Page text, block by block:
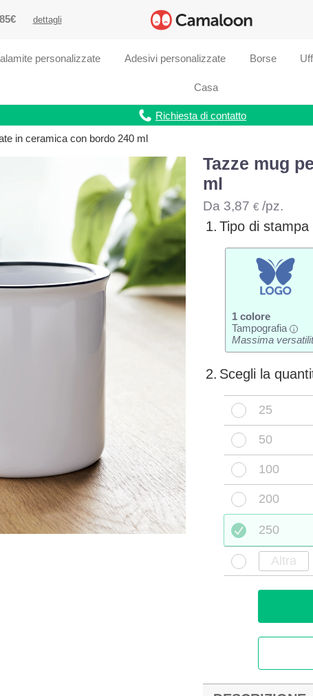
dettagli
personalizzate Adesivi personalizzate Borse
Casa
Richiesta di contatto
in ceramica con bordo 240 ml
Tazze mug
ml
Da 3,87 €/pz.
1. Tipo di stampa
1 colore
Tampografia
i
Massima
2. Scegli la
25
50
100
200
250